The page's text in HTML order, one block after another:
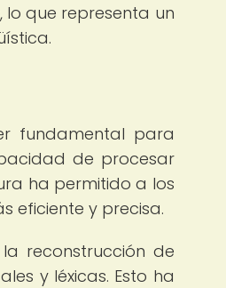
que representa un
fundamental para
de procesar
ha permitido a los
eficiente y precisa.
reconstrucción de
y léxicas. Esto ha